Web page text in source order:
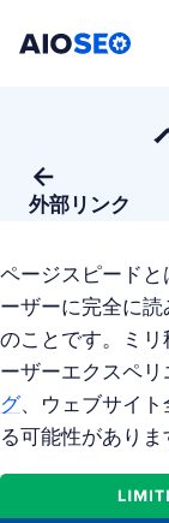
外部リンク
ページスピード
ーザーに完全に
のことです。ミ
ーザーエクスペリ
グ、ウェブサイ
る可能性がありま